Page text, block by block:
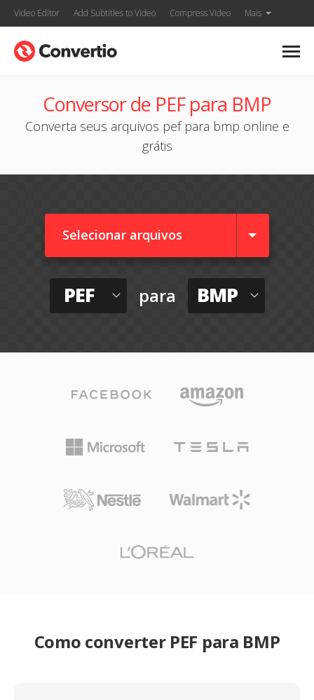
Video Editor Add Subtitles to Video Compress Video Mais
Conversor de PEF para BMP
Converta seus arquivos pef para bmp online e
grátis
Selecionar arquivos
PEF para BMP
Como converter PEF para BMP